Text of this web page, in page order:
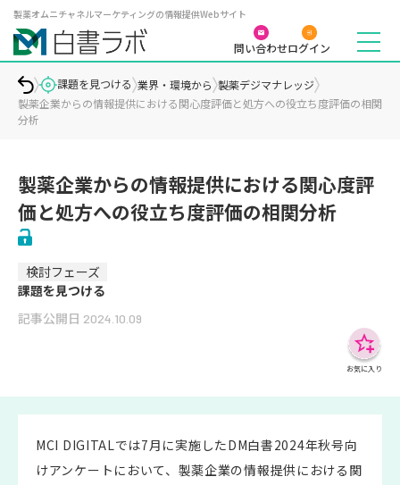
製薬オムニチャネルマーケティングの情報提供Webサイト
問い合わせログイン
課題を見つける 業界・環境から 製薬デジマナレッジ
製薬企業からの情報提供における関心度評価と処方への役立ち度評価の相関
分析
製薬企業からの情報提供における関心度評
価と処方への役立ち度評価の相関分析
検討フェーズ
課題を見つける
記事公開日 2024.10.09
お気に入り
MCI DIGITALでは7月に実施したDM白書2024年秋号向
けアンケートにおいて、製薬企業の情報提供における関